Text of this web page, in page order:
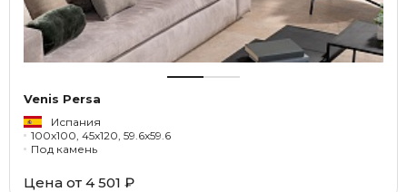
Venis Persa
Испания
100x100, 45x120, 59.6x59.6
Под камень
Цена от 4 501 ₽